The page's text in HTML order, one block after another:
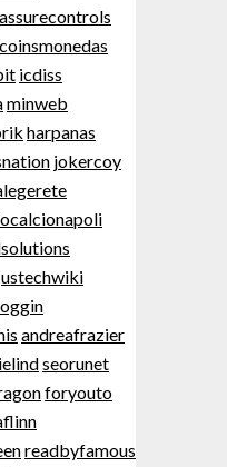
assurecontrols
coinsmonedas
icdiss
minweb
harpanas
jokercoy
ustechwiki
andreafrazier
seorunet
foryouto
readbyfamous